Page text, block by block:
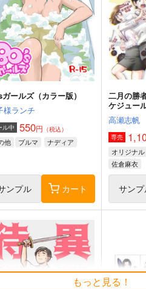
ールズ（カラー版）
様ランチ
ル中 550円 （税込）
他 ブルマ ナディア
ンプル カート
二月の勝
ケジュー
高瀬志帆
専売
オリジナル
佐倉麻衣
サン
もっと見る！